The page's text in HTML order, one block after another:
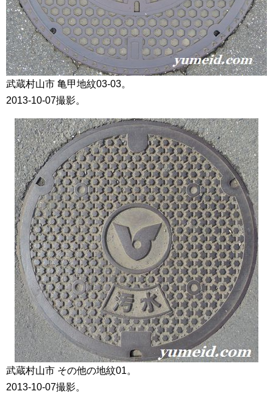
武蔵村山市 亀甲地紋03-03。
2013-10-07撮影。
武蔵村山市 その他の地紋01。
2013-10-07撮影。